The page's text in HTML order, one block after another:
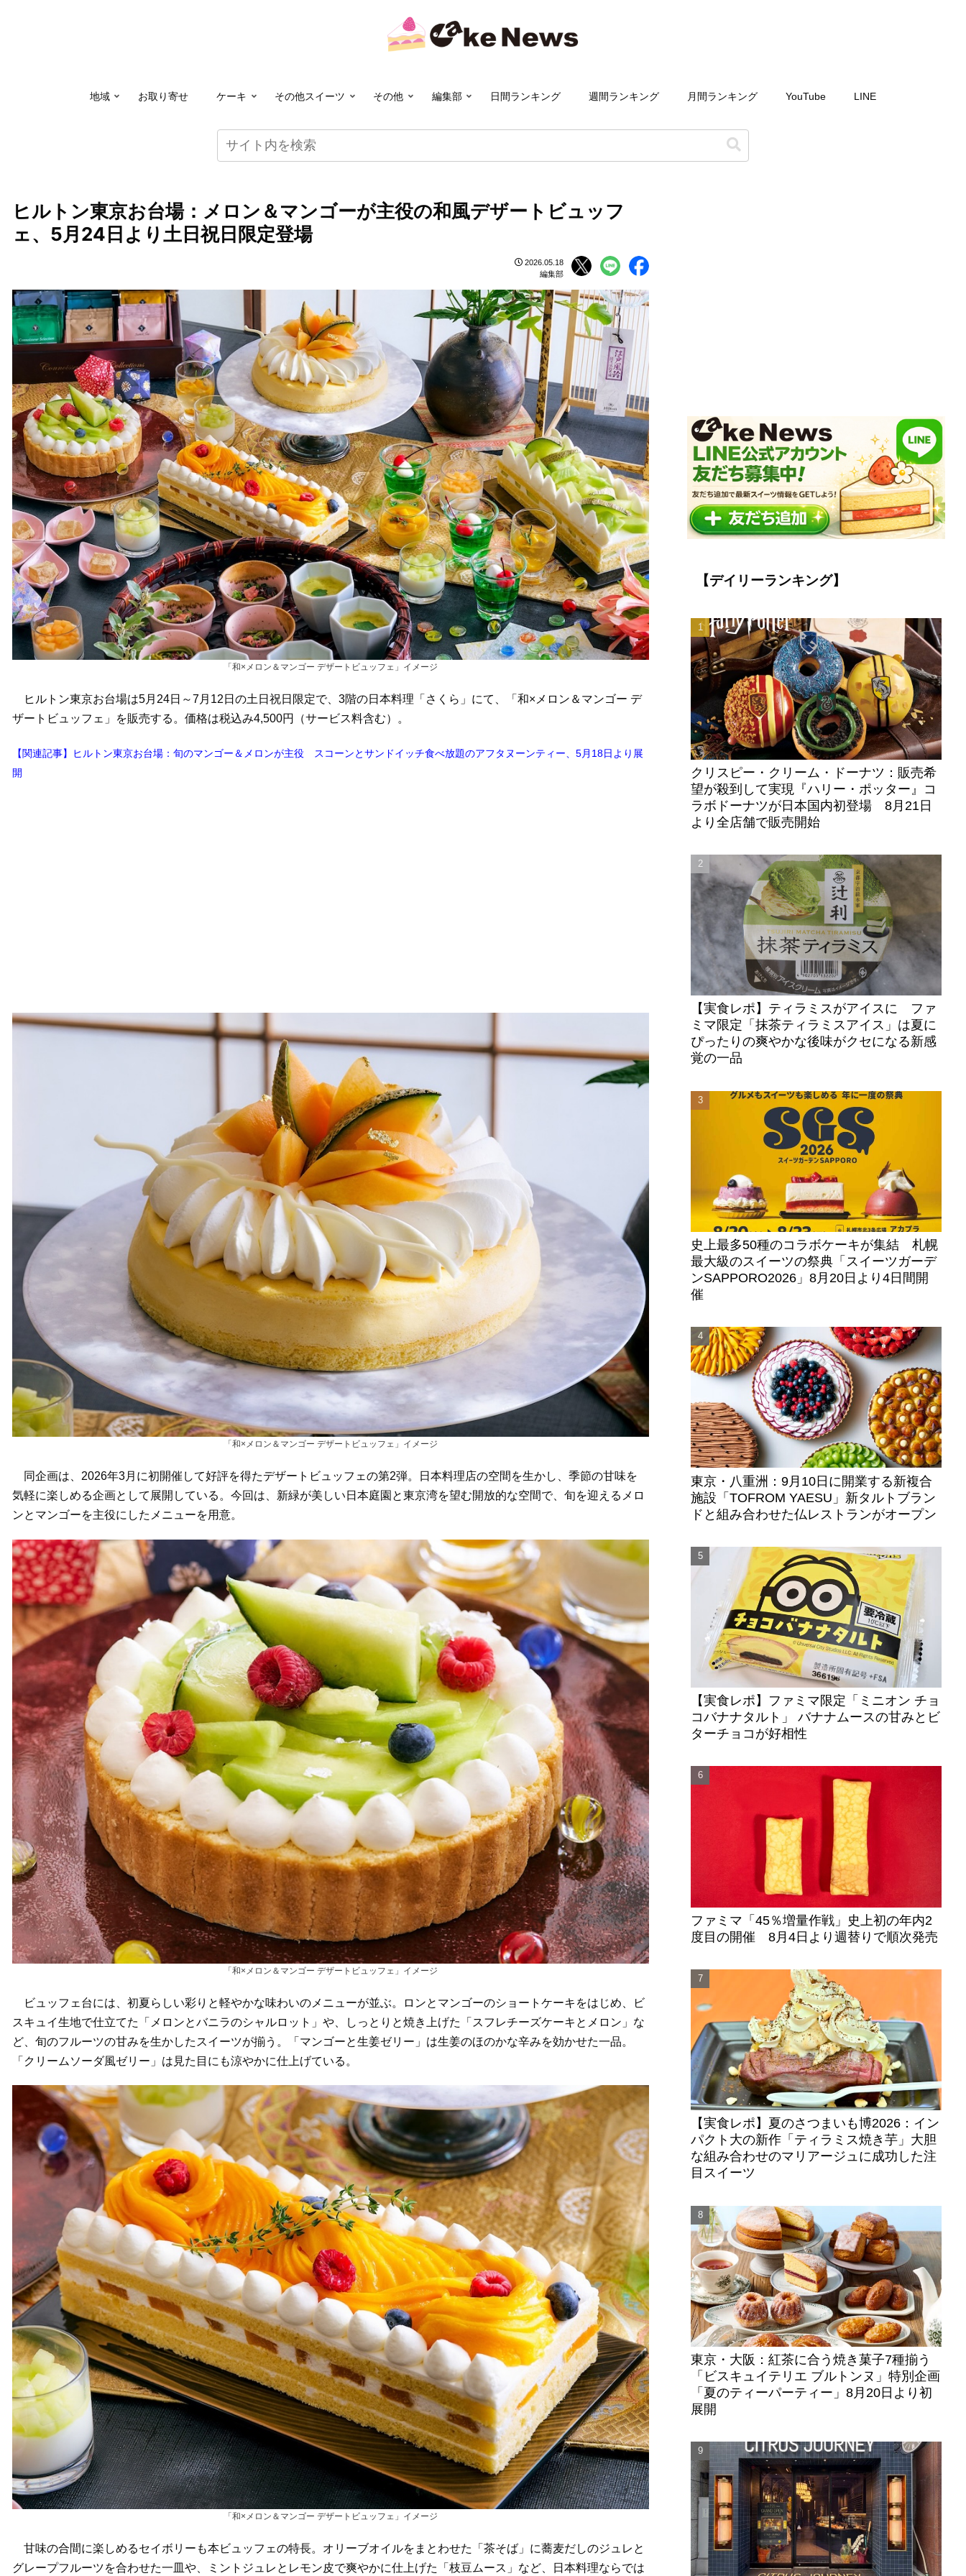
地域 お取り寄せ ケーキ その他スイーツ その他 編集部 日間ランキング 週間ランキング 月間ランキング YouTube LINE
ヒルトン東京お台場：メロン＆マンゴーが主役の和風デザートビュッフ
ェ、5月24日より土日祝日限定登場
2026.05.18
編集部
「和×メロン＆マンゴー デザートビュッフェ」イメージ
ヒルトン東京お台場は5月24日～7月12日の土日祝日限定で、3階の日本料理「さくら」にて、「和×メロン＆マンゴー デ
ザートビュッフェ」を販売する。価格は税込み4,500円（サービス料含む）。
【関連記事】ヒルトン東京お台場：旬のマンゴー＆メロンが主役 スコーンとサンドイッチ食べ放題のアフタヌーンティー、5月18日より展
開
「和×メロン＆マンゴー デザートビュッフェ」イメージ
同企画は、2026年3月に初開催して好評を得たデザートビュッフェの第2弾。日本料理店の空間を生かし、季節の甘味を
気軽に楽しめる企画として展開している。今回は、新緑が美しい日本庭園と東京湾を望む開放的な空間で、旬を迎えるメロ
ンとマンゴーを主役にしたメニューを用意。
「和×メロン＆マンゴー デザートビュッフェ」イメージ
ビュッフェ台には、初夏らしい彩りと軽やかな味わいのメニューが並ぶ。ロンとマンゴーのショートケーキをはじめ、ビ
スキュイ生地で仕立てた「メロンとバニラのシャルロット」や、しっとりと焼き上げた「スフレチーズケーキとメロン」な
ど、旬のフルーツの甘みを生かしたスイーツが揃う。「マンゴーと生姜ゼリー」は生姜のほのかな辛みを効かせた一品。
「クリームソーダ風ゼリー」は見た目にも涼やかに仕上げている。
「和×メロン＆マンゴー デザートビュッフェ」イメージ
甘味の合間に楽しめるセイボリーも本ビュッフェの特長。オリーブオイルをまとわせた「茶そば」に蕎麦だしのジュレと
グレープフルーツを合わせた一皿や、ミントジュレとレモン皮で爽やかに仕上げた「枝豆ムース」など、日本料理ならでは
【デイリーランキング】
クリスピー・クリーム・ドーナツ：販売希
望が殺到して実現『ハリー・ポッター』コ
ラボドーナツが日本国内初登場 8月21日
より全店舗で販売開始
【実食レポ】ティラミスがアイスに ファ
ミマ限定「抹茶ティラミスアイス」は夏に
ぴったりの爽やかな後味がクセになる新感
覚の一品
史上最多50種のコラボケーキが集結 札幌
最大級のスイーツの祭典「スイーツガーデ
ンSAPPORO2026」8月20日より4日間開
催
東京・八重洲：9月10日に開業する新複合
施設「TOFROM YAESU」新タルトブラン
ドと組み合わせた仏レストランがオープン
【実食レポ】ファミマ限定「ミニオン チョ
コバナナタルト」 バナナムースの甘みとビ
ターチョコが好相性
ファミマ「45％増量作戦」史上初の年内2
度目の開催 8月4日より週替りで順次発売
【実食レポ】夏のさつまいも博2026：イン
パクト大の新作「ティラミス焼き芋」大胆
な組み合わせのマリアージュに成功した注
目スイーツ
東京・大阪：紅茶に合う焼き菓子7種揃う
「ビスキュイテリエ ブルトンヌ」特別企画
「夏のティーパーティー」8月20日より初
展開